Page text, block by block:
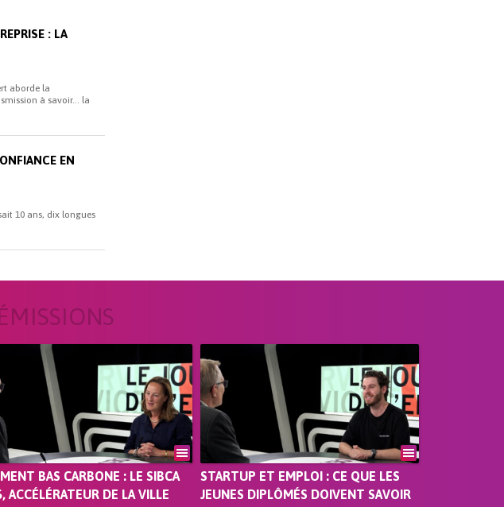
: LA
aborde la
à savoir… la
EN
10 ans, dix longues
BAS CARBONE : LE SIBCA
ACCÉLÉRATEUR DE LA VILLE
STARTUP ET EMPLOI : CE QUE LES
JEUNES DIPLÔMÉS DOIVENT SAVOIR